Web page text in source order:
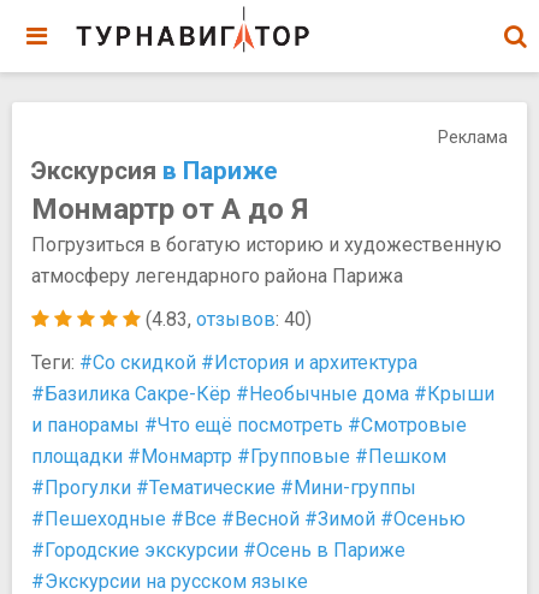
Реклама
Экскурсия в Париже
Монмартр от А до Я
Погрузиться в богатую историю и художественную
атмосферу легендарного района Парижа
(4.83, отзывов: 40)
Теги: #Со скидкой #История и архитектура
#Базилика Сакре-Кёр #Необычные дома #Крыши
и панорамы #Что ещё посмотреть #Смотровые
площадки #Монмартр #Групповые #Пешком
#Прогулки #Тематические #Мини-группы
#Пешеходные #Все #Весной #Зимой #Осенью
#Городские экскурсии #Осень в Париже
#Экскурсии на русском языке